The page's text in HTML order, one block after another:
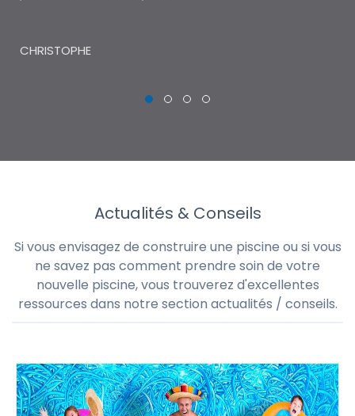
CHRISTOPHE
Actualités & Conseils
Si vous envisagez de construire une piscine ou si vous
ne savez pas comment prendre soin de votre
nouvelle piscine, vous trouverez d'excellentes
ressources dans notre section actualités / conseils.